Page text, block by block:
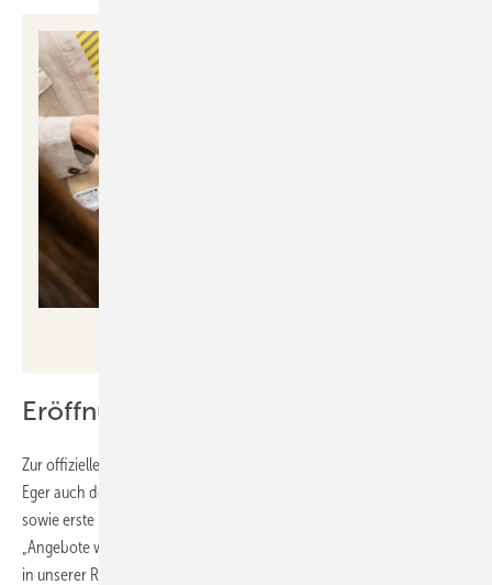
Eröffnung mit Gästen aus der Region
Zur offiziellen Eröffnung waren neben Familie und Freunden von Felix
Eger auch der Bürgermeister der Gemeinde Moos, Patrick Krauss,
sowie erste interessierte Kundinnen und Kunden anwesend.
„Angebote wie dieses greifen ein Thema auf, das für viele Menschen
in unserer Region immer wichtiger wird: Wie können wir das eigene